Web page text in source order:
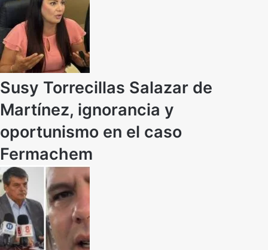
Susy Torrecillas Salazar de
Martínez, ignorancia y
oportunismo en el caso
Fermachem